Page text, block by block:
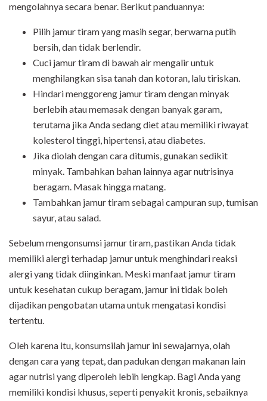
mengolahnya secara benar. Berikut panduannya:
Pilih jamur tiram yang masih segar, berwarna putih
bersih, dan tidak berlendir.
Cuci jamur tiram di bawah air mengalir untuk
menghilangkan sisa tanah dan kotoran, lalu tiriskan.
Hindari menggoreng jamur tiram dengan minyak
berlebih atau memasak dengan banyak garam,
terutama jika Anda sedang diet atau memiliki riwayat
kolesterol tinggi, hipertensi, atau diabetes.
Jika diolah dengan cara ditumis, gunakan sedikit
minyak. Tambahkan bahan lainnya agar nutrisinya
beragam. Masak hingga matang.
Tambahkan jamur tiram sebagai campuran sup, tumisan
sayur, atau salad.
Sebelum mengonsumsi jamur tiram, pastikan Anda tidak
memiliki alergi terhadap jamur untuk menghindari reaksi
alergi yang tidak diinginkan. Meski manfaat jamur tiram
untuk kesehatan cukup beragam, jamur ini tidak boleh
dijadikan pengobatan utama untuk mengatasi kondisi
tertentu.
Oleh karena itu, konsumsilah jamur ini sewajarnya, olah
dengan cara yang tepat, dan padukan dengan makanan lain
agar nutrisi yang diperoleh lebih lengkap. Bagi Anda yang
memiliki kondisi khusus, seperti penyakit kronis, sebaiknya